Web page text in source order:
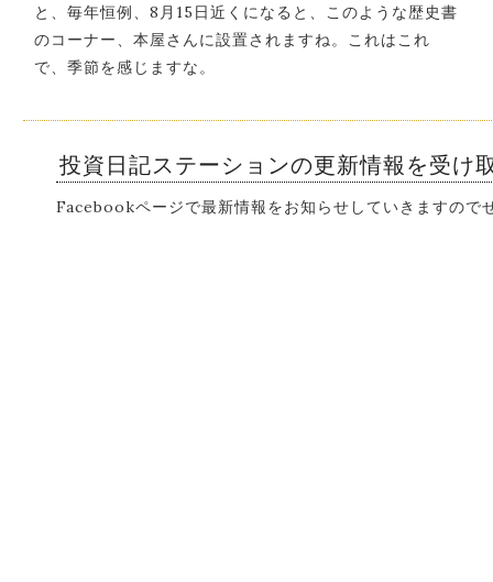
と、毎年恒例、8月15日近くになると、このような歴史書
のコーナー、本屋さんに設置されますね。これはこれ
で、季節を感じますな。
投資日記ステーションの更新情報を受け
Facebookページで最新情報をお知らせしていきますので